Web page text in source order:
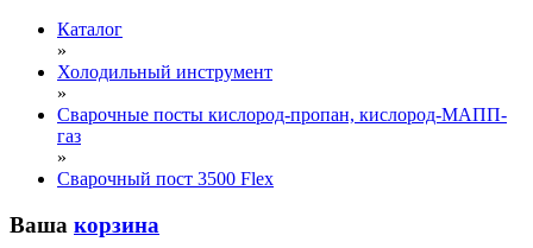
Каталог
»
Холодильный инструмент
»
Сварочные посты кислород-пропан, кислород-МАПП-
газ
»
Сварочный пост 3500 Flex
Ваша корзина